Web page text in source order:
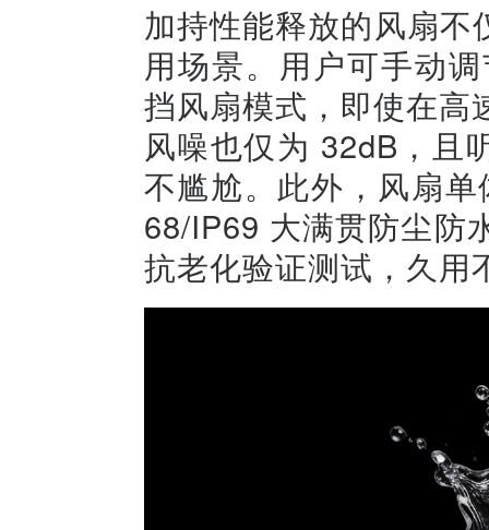
加持性能释放的风扇
用场景。用户可手动调
挡风扇模式，即使在
风噪也仅为 32dB，且
不尴尬。此外，风扇
68/IP69 大满贯防尘防
抗老化验证测试，久用